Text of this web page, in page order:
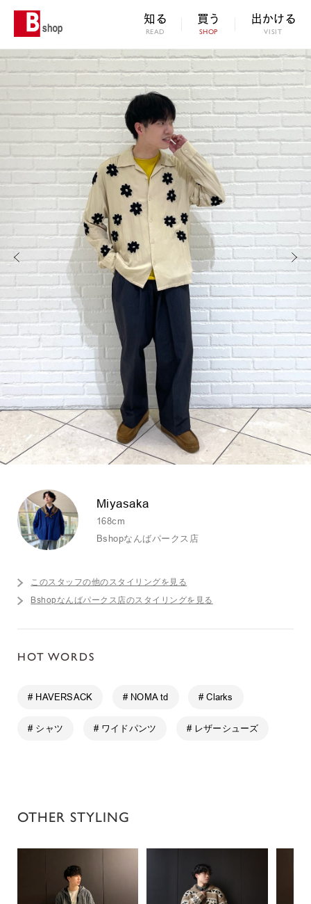
知る
READ
買う
SHOP
出かける
VISIT
Miyasaka
168cm
Bshopなんばパークス店
このスタッフの他のスタイリングを見る
Bshopなんばパークス店のスタイリングを見る
HOT WORDS
# HAVERSACK # NOMA td # Clarks
# シャツ # ワイドパンツ # レザーシューズ
OTHER STYLING